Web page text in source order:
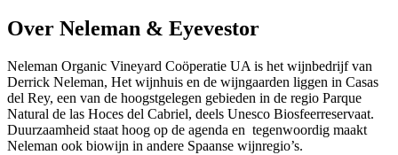
Over Neleman & Eyevestor
Neleman Organic Vineyard Coöperatie UA is het wijnbedrijf van
Derrick Neleman, Het wijnhuis en de wijngaarden liggen in Casas
del Rey, een van de hoogstgelegen gebieden in de regio Parque
Natural de las Hoces del Cabriel, deels Unesco Biosfeerreservaat.
Duurzaamheid staat hoog op de agenda en tegenwoordig maakt
Neleman ook biowijn in andere Spaanse wijnregio’s.